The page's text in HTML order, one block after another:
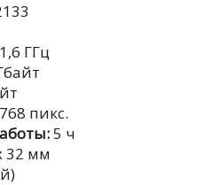
ГГц
пикс.
5 ч
32 мм